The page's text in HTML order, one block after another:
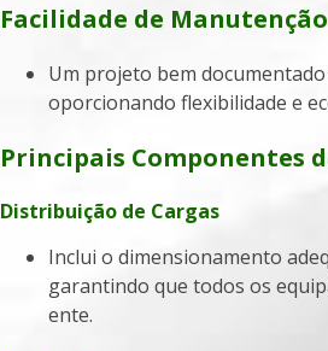
Facilidade de
Um projeto bem documentado facilita futuras manutenções, reparos e expansões, pr
oporcionando flexibilidade e
Principais Componentes
Distribuição de Cargas
Inclui o dimensionamento adequado de cabos, disjuntores e dispositivos de proteção,
garantindo que todos os
ente.